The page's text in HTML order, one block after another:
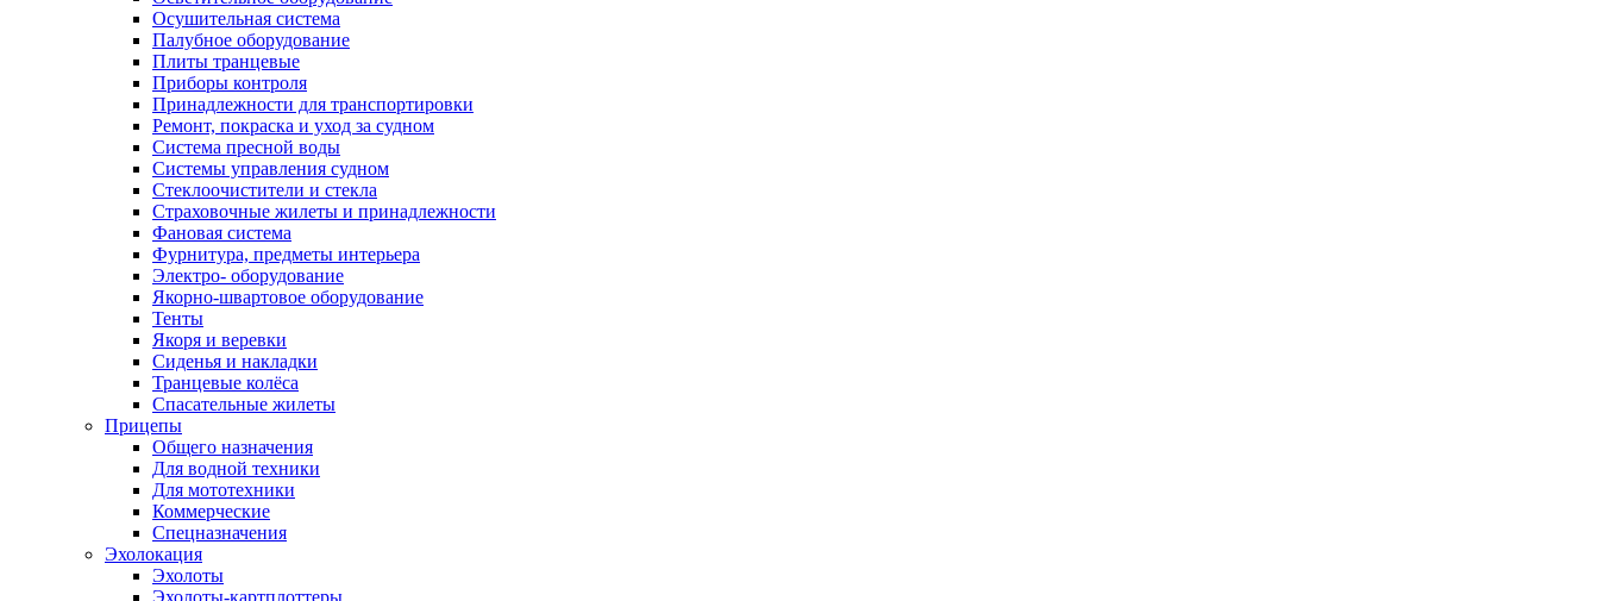
Осушительная система
Палубное оборудование
Плиты транцевые
Приборы контроля
Принадлежности для транспортировки
Ремонт, покраска и уход за судном
Система пресной воды
Системы управления судном
Стеклоочистители и стекла
Страховочные жилеты и принадлежности
Фановая система
Фурнитура, предметы интерьера
Электро- оборудование
Якорно-швартовое оборудование
Тенты
Якоря и веревки
Сиденья и накладки
Транцевые колёса
Спасательные жилеты
Прицепы
Общего назначения
Для водной техники
Для мототехники
Коммерческие
Спецназначения
Эхолокация
Эхолоты
Эхолоты-картплоттеры